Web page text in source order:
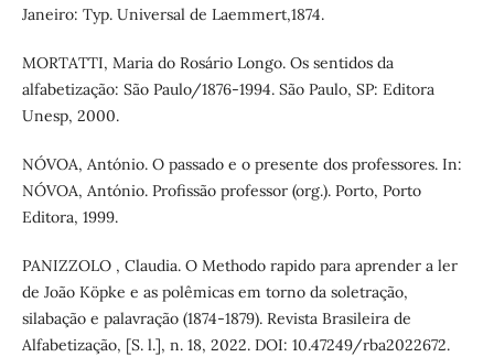
Janeiro: Typ. Universal de Laemmert,1874.
MORTATTI, Maria do Rosário Longo. Os sentidos da
alfabetização: São Paulo/1876-1994. São Paulo, SP: Editora
Unesp, 2000.
NÓVOA, António. O passado e o presente dos professores. In:
NÓVOA, António. Profissão professor (org.). Porto, Porto
Editora, 1999.
PANIZZOLO , Claudia. O Methodo rapido para aprender a ler
de João Köpke e as polêmicas em torno da soletração,
silabação e palavração (1874-1879). Revista Brasileira de
Alfabetização, [S. l.], n. 18, 2022. DOI: 10.47249/rba2022672.